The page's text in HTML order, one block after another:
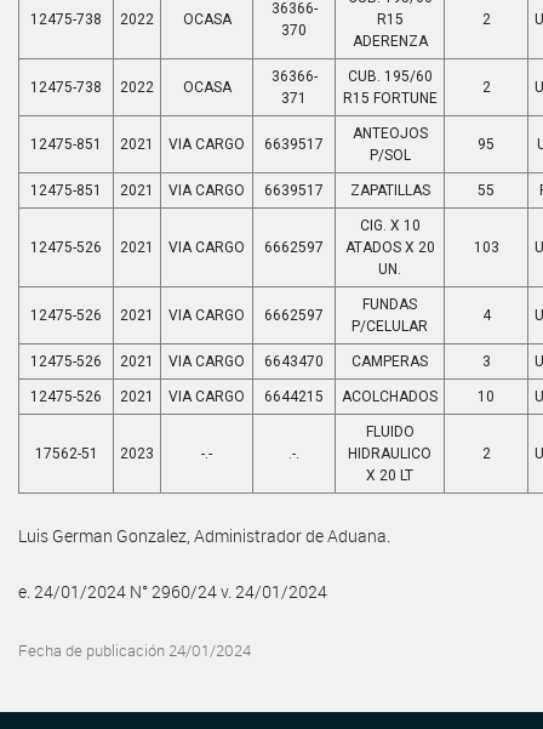
12475-738 2022 OCASA
36366-
370
R15
ADERENZA
2
12475-738 2022 OCASA
36366-
371
CUB. 195/60
R15 FORTUNE
2
12475-851 2021 VIA CARGO 6639517
ANTEOJOS
P/SOL
95
12475-851 2021 VIA CARGO 6639517 ZAPATILLAS 55
12475-526 2021 VIA CARGO 6662597
CIG. X 10
ATADOS X 20
UN.
103
12475-526 2021 VIA CARGO 6662597
FUNDAS
P/CELULAR
4
12475-526 2021 VIA CARGO 6643470 CAMPERAS 3
12475-526 2021 VIA CARGO 6644215 ACOLCHADOS 10
17562-51 2023 -.- .-.
FLUIDO
HIDRAULICO
X 20 LT
2
Luis German Gonzalez, Administrador de Aduana.
e. 24/01/2024 N° 2960/24 v. 24/01/2024
Fecha de publicación 24/01/2024